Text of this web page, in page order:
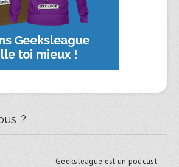
?
Geeksleague est un podcast